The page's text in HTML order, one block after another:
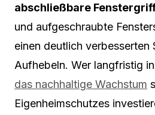
abschließbare
und aufgeschraubte
einen deutlich verbesserten
Aufhebeln. Wer langfristig
das nachhaltige Wachstum
Eigenheimschutzes